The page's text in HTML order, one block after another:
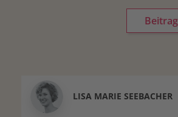
LISA MARIE SEEBACHER